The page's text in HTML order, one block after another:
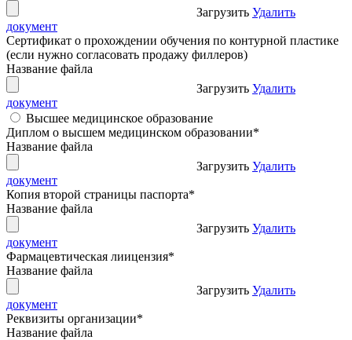
Загрузить Удалить
документ
Сертификат о прохождении обучения по контурной пластике
(если нужно согласовать продажу филлеров)
Название файла
Загрузить Удалить
документ
Высшее медицинское образование
Диплом о высшем медицинском образовании*
Название файла
Загрузить Удалить
документ
Копия второй страницы паспорта*
Название файла
Загрузить Удалить
документ
Фармацевтическая лиицензия*
Название файла
Загрузить Удалить
документ
Реквизиты организации*
Название файла